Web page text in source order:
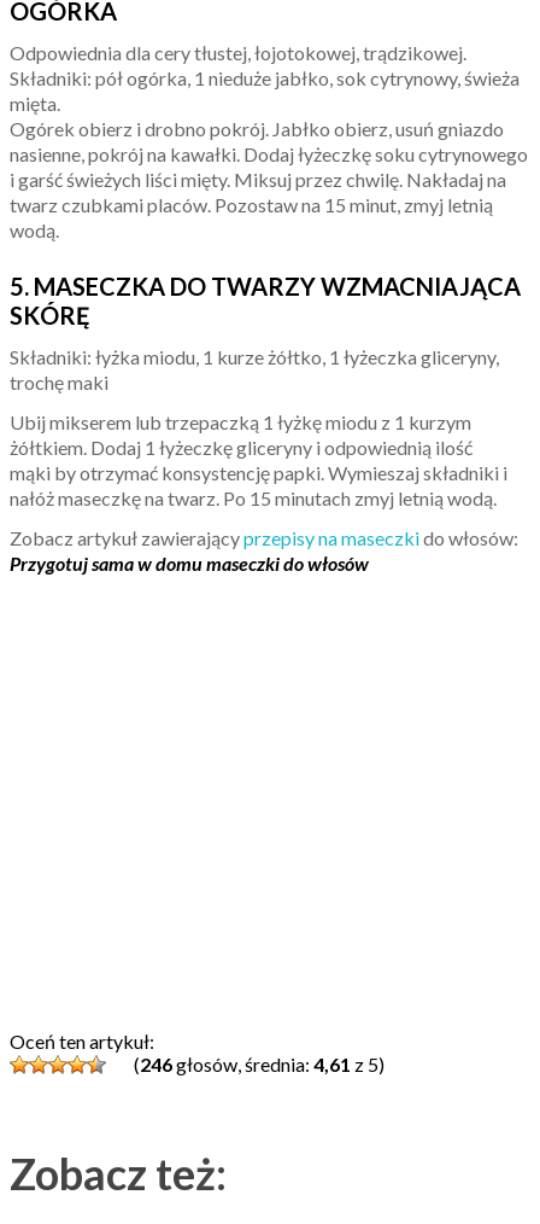
OGÓRKA
Odpowiednia dla cery tłustej, łojotokowej, trądzikowej.
Składniki: pół ogórka, 1 nieduże jabłko, sok cytrynowy, świeża
mięta.
Ogórek obierz i drobno pokrój. Jabłko obierz, usuń gniazdo
nasienne, pokrój na kawałki. Dodaj łyżeczkę soku cytrynowego
i garść świeżych liści mięty. Miksuj przez chwilę. Nakładaj na
twarz czubkami placów. Pozostaw na 15 minut, zmyj letnią
wodą.
5. MASECZKA DO TWARZY WZMACNIAJĄCA
SKÓRĘ
Składniki: łyżka miodu, 1 kurze żółtko, 1 łyżeczka gliceryny,
trochę maki
Ubij mikserem lub trzepaczką 1 łyżkę miodu z 1 kurzym
żółtkiem. Dodaj 1 łyżeczkę gliceryny i odpowiednią ilość
mąki by otrzymać konsystencję papki. Wymieszaj składniki i
nałóż maseczkę na twarz. Po 15 minutach zmyj letnią wodą.
Zobacz artykuł zawierającyprzepisy na maseczkido włosów:
Przygotuj sama w domu maseczki do włosów
Oceń ten artykuł:
(246głosów, średnia: 4,61 z 5)
Zobacz też: